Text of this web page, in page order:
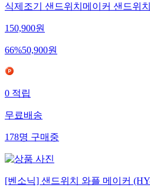
식제조기 샌드위치메이커 샌드위
150,900원
66%50,900원
0 적립
무료배송
178명 구매중
[벤소닉] 샌드위치 와플 메이커